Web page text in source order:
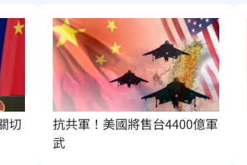
切
抗共軍！美國將售台4400億軍
武